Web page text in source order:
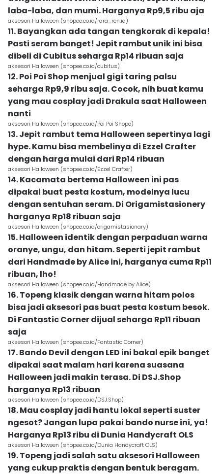
laba-laba, dan mumi. Harganya Rp9,5 ribu aja
aksesori Halloween (shopee.co.id/rara_ren.id)
11. Bayangkan ada tangan tengkorak di kepala!
Pasti seram banget! Jepit rambut unik ini bisa
dibeli di Cubitus seharga Rp14 ribuan saja
aksesori Halloween (shopee.co.id/cubitus)
12. Poi Poi Shop menjual gigi taring palsu
seharga Rp9,9 ribu saja. Cocok, nih buat kamu
yang mau cosplay jadi Drakula saat Halloween
nanti
aksesori Halloween (shopee.co.id/Poi Poi Shope)
13. Jepit rambut tema Halloween sepertinya lagi
hype. Kamu bisa membelinya di Ezzel Crafter
dengan harga mulai dari Rp14 ribuan
aksesori Halloween (shopee.co.id/Ezzel Crafter)
14. Kacamata bertema Halloween ini pas
dipakai buat pesta kostum, modelnya lucu
dengan sentuhan seram. Di Origamistasionery
harganya Rp18 ribuan saja
aksesori Halloween (shopee.co.id/origamistasionary)
15. Halloween identik dengan perpaduan warna
oranye, ungu, dan hitam. Seperti jepit rambut
dari Handmade by Alice ini, harganya cuma Rp11
ribuan, lho!
aksesori Halloween (shopee.co.id/Handmade by Alice)
16. Topeng klasik dengan warna hitam polos
bisa jadi aksesori pas buat pesta kostum besok.
Di Fantastic Corner dijual seharga Rp11 ribuan
saja
aksesori Halloween (shopee.co.id/Fantastic Corner)
17. Bando Devil dengan LED ini bakal epik banget
dipakai saat malam hari karena suasana
Halloween jadi makin terasa. Di DSJ.Shop
harganya Rp13 ribuan
aksesori Halloween (shopee.co.id/DSJ.Shop)
18. Mau cosplay jadi hantu lokal seperti suster
ngesot? Jangan lupa pakai bando nurse ini, ya!
Harganya Rp13 ribu di Dunia Handycraft OLS
aksesori Halloween (shopee.co.id/Dunia Handycraft OLS)
19. Topeng jadi salah satu aksesori Halloween
yang cukup praktis dengan bentuk beragam.